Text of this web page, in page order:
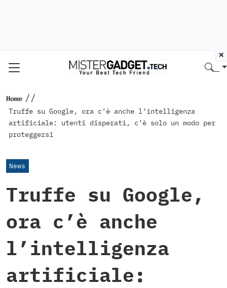
Home //
Truffe su Google, ora c’è anche l’intelligenza
artificiale: utenti disperati, c’è solo un modo per
proteggersi
News
Truffe su Google,
ora c’è anche
l’intelligenza
artificiale:
×